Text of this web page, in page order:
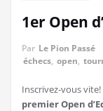
1er Open
Par Le Pion Passé
échecs, open,
Inscrivez-vous
premier Open